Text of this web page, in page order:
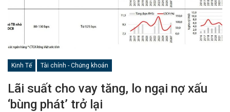
Kinh Tế Tài chính - Chứng khoán
Lãi suất cho vay tăng, lo ngại nợ xấu
‘bùng phát’ trở lại